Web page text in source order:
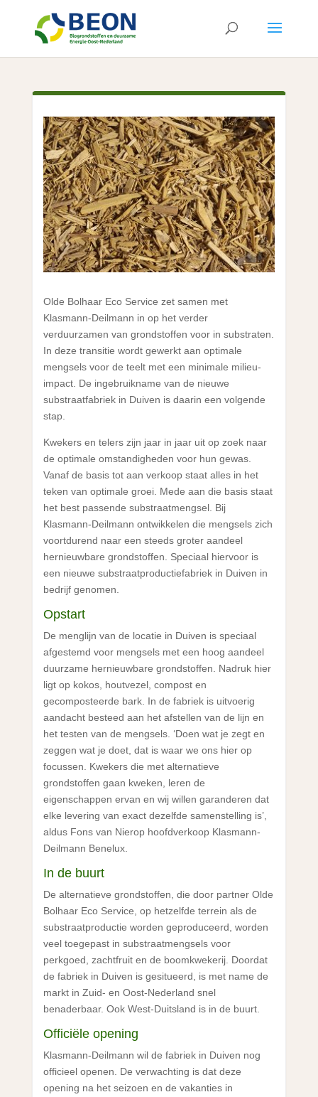
Olde Bolhaar Eco Service zet samen met
Klasmann-Deilmann in op het verder
verduurzamen van grondstoffen voor in substraten.
In deze transitie wordt gewerkt aan optimale
mengsels voor de teelt met een minimale milieu-
impact. De ingebruikname van de nieuwe
substraatfabriek in Duiven is daarin een volgende
stap.
Kwekers en telers zijn jaar in jaar uit op zoek naar
de optimale omstandigheden voor hun gewas.
Vanaf de basis tot aan verkoop staat alles in het
teken van optimale groei. Mede aan die basis staat
het best passende substraatmengsel. Bij
Klasmann-Deilmann ontwikkelen die mengsels zich
voortdurend naar een steeds groter aandeel
hernieuwbare grondstoffen. Speciaal hiervoor is
een nieuwe substraatproductiefabriek in Duiven in
bedrijf genomen.
Opstart
De menglijn van de locatie in Duiven is speciaal
afgestemd voor mengsels met een hoog aandeel
duurzame hernieuwbare grondstoffen. Nadruk hier
ligt op kokos, houtvezel, compost en
gecomposteerde bark. In de fabriek is uitvoerig
aandacht besteed aan het afstellen van de lijn en
het testen van de mengsels. ‘Doen wat je zegt en
zeggen wat je doet, dat is waar we ons hier op
focussen. Kwekers die met alternatieve
grondstoffen gaan kweken, leren de
eigenschappen ervan en wij willen garanderen dat
elke levering van exact dezelfde samenstelling is’,
aldus Fons van Nierop hoofdverkoop Klasmann-
Deilmann Benelux.
In de buurt
De alternatieve grondstoffen, die door partner Olde
Bolhaar Eco Service, op hetzelfde terrein als de
substraatproductie worden geproduceerd, worden
veel toegepast in substraatmengsels voor
perkgoed, zachtfruit en de boomkwekerij. Doordat
de fabriek in Duiven is gesitueerd, is met name de
markt in Zuid- en Oost-Nederland snel
benaderbaar. Ook West-Duitsland is in de buurt.
Officiële opening
Klasmann-Deilmann wil de fabriek in Duiven nog
officieel openen. De verwachting is dat deze
opening na het seizoen en de vakanties in